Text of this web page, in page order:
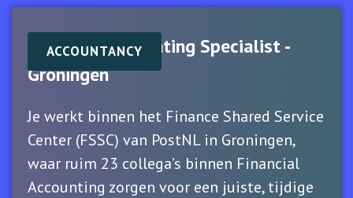
ACCOUNTANCY
Financial Accounting Specialist -
Groningen
Je werkt binnen het Finance Shared Service
Center (FSSC) van PostNL in Groningen,
waar ruim 23 collega’s binnen Financial
Accounting zorgen voor een juiste, tijdige